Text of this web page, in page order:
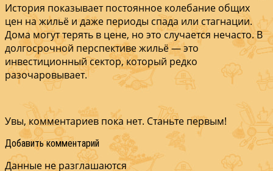
История показывает постоянное колебание общих
цен на жильё и даже периоды спада или стагнации.
Дома могут терять в цене, но это случается нечасто. В
долгосрочной перспективе жильё — это
инвестиционный сектор, который редко
разочаровывает.
Увы, комментариев пока нет. Станьте первым!
Добавить комментарий
Данные не разглашаются